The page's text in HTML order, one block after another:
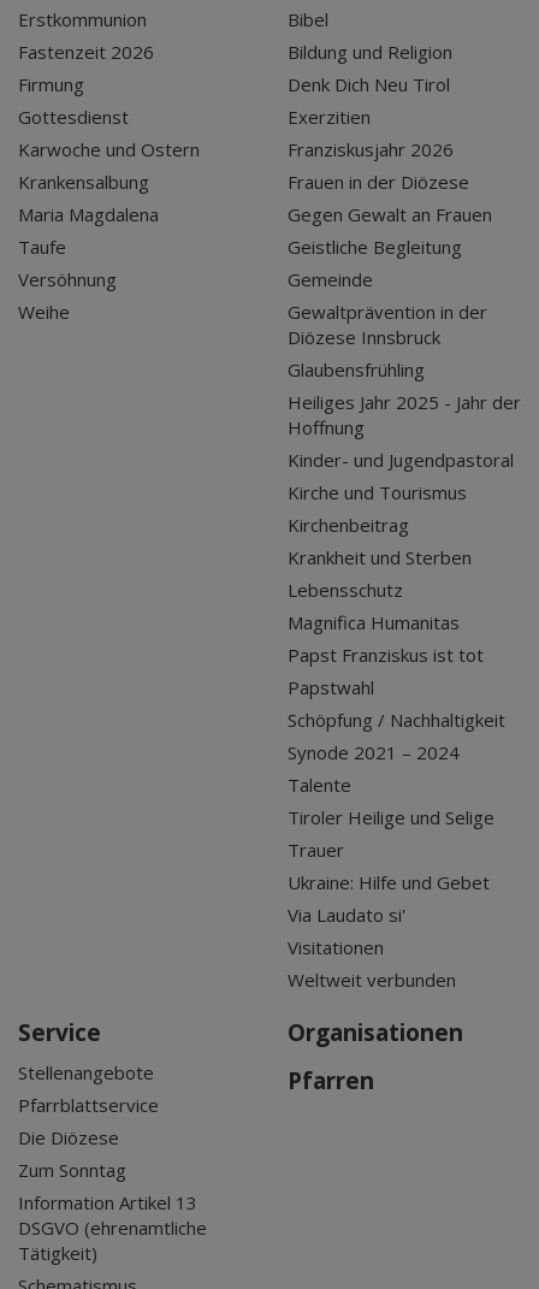
Erstkommunion
Fastenzeit 2026
Firmung
Gottesdienst
Karwoche und Ostern
Krankensalbung
Maria Magdalena
Taufe
Versöhnung
Weihe
Bibel
Bildung und Religion
Denk Dich Neu Tirol
Exerzitien
Franziskusjahr 2026
Frauen in der Diözese
Gegen Gewalt an Frauen
Geistliche Begleitung
Gemeinde
Gewaltprävention in der
Diözese Innsbruck
Glaubensfrühling
Heiliges Jahr 2025 - Jahr der
Hoffnung
Kinder- und Jugendpastoral
Kirche und Tourismus
Kirchenbeitrag
Krankheit und Sterben
Lebensschutz
Magnifica Humanitas
Papst Franziskus ist tot
Papstwahl
Schöpfung / Nachhaltigkeit
Synode 2021 – 2024
Talente
Tiroler Heilige und Selige
Trauer
Ukraine: Hilfe und Gebet
Via Laudato si'
Visitationen
Weltweit verbunden
Service
Stellenangebote
Pfarrblattservice
Die Diözese
Zum Sonntag
Information Artikel 13
DSGVO (ehrenamtliche
Tätigkeit)
Organisationen
Pfarren